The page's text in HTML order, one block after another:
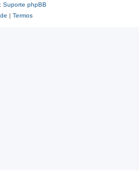
Suporte phpBB
| Termos